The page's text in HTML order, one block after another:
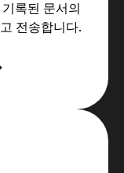
록된 문서의
전송합니다.